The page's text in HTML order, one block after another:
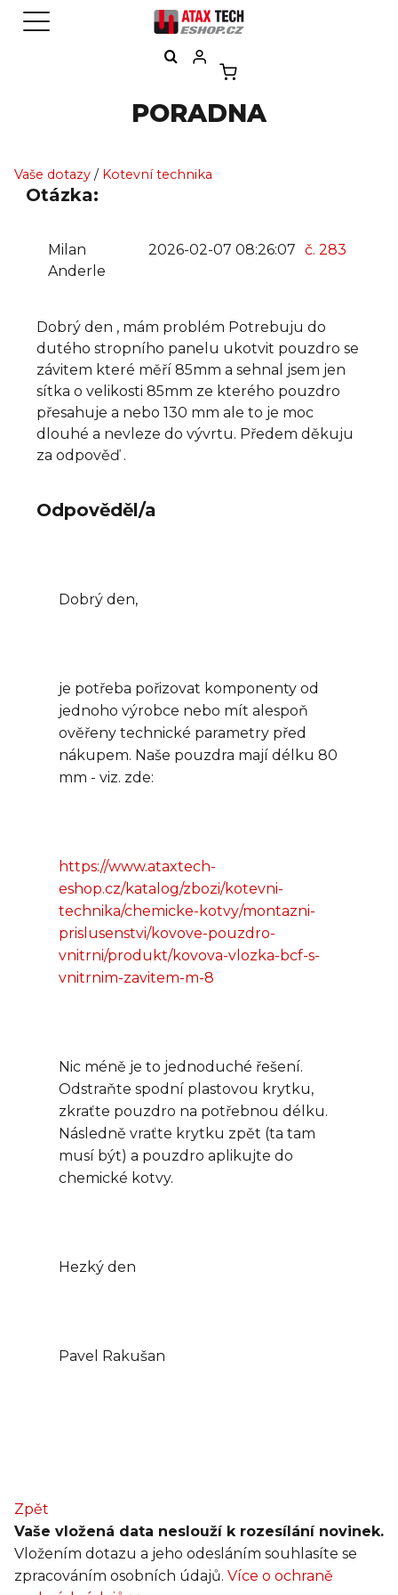
PORADNA
Vaše dotazy / Kotevní technika
Otázka:
č. 283
2026-02-07 08:26:07
Milan
Anderle
Dobrý den , mám problém Potrebuju do
dutého stropního panelu ukotvit pouzdro se
závitem které měří 85mm a sehnal jsem jen
sítka o velikosti 85mm ze kterého pouzdro
přesahuje a nebo 130 mm ale to je moc
dlouhé a nevleze do vývrtu. Předem děkuju
za odpověď .
Odpověděl/a
Dobrý den,
je potřeba pořizovat komponenty od
jednoho výrobce nebo mít alespoň
ověřeny technické parametry před
nákupem. Naše pouzdra mají délku 80
mm - viz. zde:
https://www.ataxtech-
eshop.cz/katalog/zbozi/kotevni-
technika/chemicke-kotvy/montazni-
prislusenstvi/kovove-pouzdro-
vnitrni/produkt/kovova-vlozka-bcf-s-
vnitrnim-zavitem-m-8
Nic méně je to jednoduché řešení.
Odstraňte spodní plastovou krytku,
zkraťte pouzdro na potřebnou délku.
Následně vraťte krytku zpět (ta tam
musí být) a pouzdro aplikujte do
chemické kotvy.
Hezký den
Pavel Rakušan
Zpět
Vaše vložená data neslouží k rozesílání novinek.
Vložením dotazu a jeho odesláním souhlasíte se
zpracováním osobních údajů. Více o ochraně